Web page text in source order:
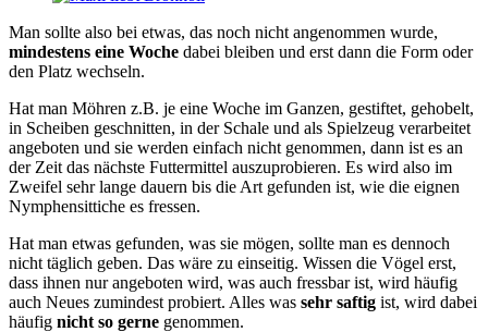
Man sollte also bei etwas, das noch nicht angenommen wurde,
mindestens eine Woche dabei bleiben und erst dann die Form oder
den Platz wechseln.
Hat man Möhren z.B. je eine Woche im Ganzen, gestiftet, gehobelt,
in Scheiben geschnitten, in der Schale und als Spielzeug verarbeitet
angeboten und sie werden einfach nicht genommen, dann ist es an
der Zeit das nächste Futtermittel auszuprobieren. Es wird also im
Zweifel sehr lange dauern bis die Art gefunden ist, wie die eignen
Nymphensittiche es fressen.
Hat man etwas gefunden, was sie mögen, sollte man es dennoch
nicht täglich geben. Das wäre zu einseitig. Wissen die Vögel erst,
dass ihnen nur angeboten wird, was auch fressbar ist, wird häufig
auch Neues zumindest probiert. Alles was sehr saftig ist, wird dabei
häufig nicht so gerne genommen.